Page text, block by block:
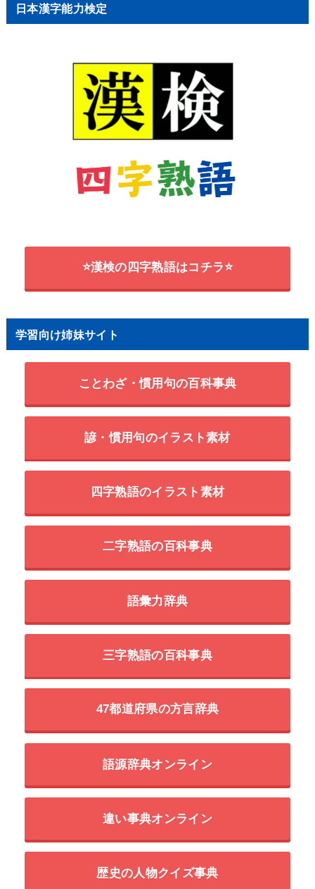
日本漢字能力検定
⭐漢検の四字熟語はコチラ⭐
学習向け姉妹サイト
ことわざ・慣用句の百科事典
諺・慣用句のイラスト素材
四字熟語のイラスト素材
二字熟語の百科事典
語彙力辞典
三字熟語の百科事典
47都道府県の方言辞典
語源辞典オンライン
違い事典オンライン
歴史の人物クイズ事典